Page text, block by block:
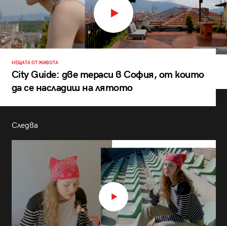
НЕЩАТА ОТ ЖИВОТА
City Guide: две тераси в София, от които
да се насладиш на лятото
Следва